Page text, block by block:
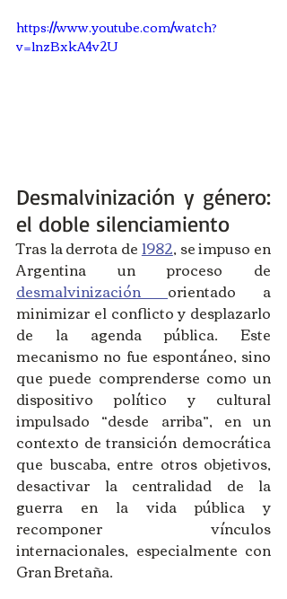
https://www.youtube.com/watch?
v=1nzBxkA4v2U
Desmalvinización y género:
el doble silenciamiento
Tras la derrota de 1982, se impuso en
desmalvinización orientado a
minimizar el conflicto y desplazarlo
de la agenda pública. Este
mecanismo no fue espontáneo, sino
que puede comprenderse como un
dispositivo político y cultural
impulsado “desde arriba”, en un
contexto de transición democrática
que buscaba, entre otros objetivos,
desactivar la centralidad de la
guerra en la vida pública y
recomponer vínculos
internacionales, especialmente con
Gran Bretaña.